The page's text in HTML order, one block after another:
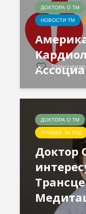
ДОКТОРА О ТМ
НОВОСТИ ТМ
ДОКТОРА О ТМ
ЛУЧШЕЕ ЗА ГОД
Доктор